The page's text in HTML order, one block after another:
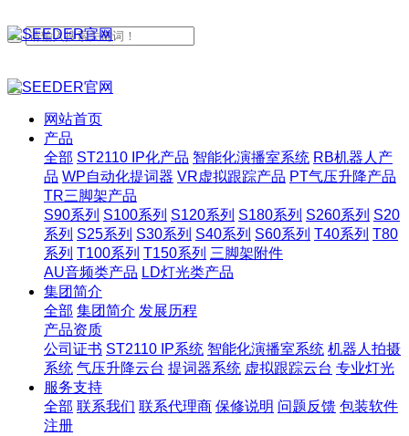
网站首页
产品
全部 ST2110 IP化产品 智能化演播室系统 RB机器人产
品 WP自动化提词器 VR虚拟跟踪产品 PT气压升降产品
TR三脚架产品
S90系列 S100系列 S120系列 S180系列 S260系列 S20
系列 S25系列 S30系列 S40系列 S60系列 T40系列 T80
系列 T100系列 T150系列 三脚架附件
AU音频类产品 LD灯光类产品
集团简介
全部 集团简介 发展历程
产品资质
公司证书 ST2110 IP系统 智能化演播室系统 机器人拍摄
系统 气压升降云台 提词器系统 虚拟跟踪云台 专业灯光
服务支持
全部 联系我们 联系代理商 保修说明 问题反馈 包装软件
注册